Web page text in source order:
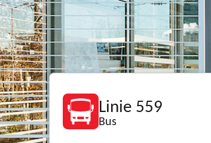
Linie 559
Bus